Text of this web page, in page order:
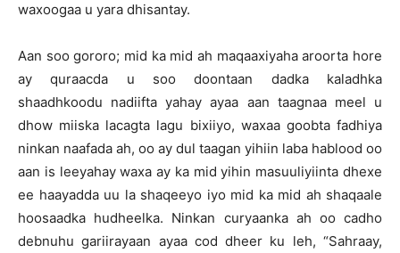
waxoogaa u yara dhisantay.
Aan soo gororo; mid ka mid ah maqaaxiyaha aroorta hore
ay quraacda u soo doontaan dadka kaladhka
shaadhkoodu nadiifta yahay ayaa aan taagnaa meel u
dhow miiska lacagta lagu bixiiyo, waxaa goobta fadhiya
ninkan naafada ah, oo ay dul taagan yihiin laba hablood oo
aan is leeyahay waxa ay ka mid yihin masuuliyiinta dhexe
ee haayadda uu la shaqeeyo iyo mid ka mid ah shaqaale
hoosaadka hudheelka. Ninkan curyaanka ah oo cadho
debnuhu gariirayaan ayaa cod dheer ku leh, “Sahraay,